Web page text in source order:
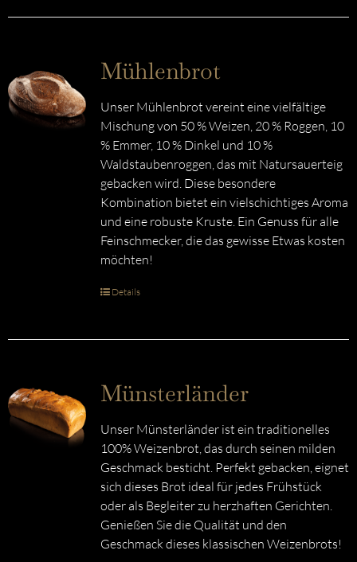
Mühlenbrot
Unser Mühlenbrot vereint eine vielfältige
Mischung von 50 % Weizen, 20 % Roggen, 10
% Emmer, 10 % Dinkel und 10 %
Waldstaubenroggen, das mit Natursauerteig
gebacken wird. Diese besondere
Kombination bietet ein vielschichtiges Aroma
und eine robuste Kruste. Ein Genuss für alle
Feinschmecker, die das gewisse Etwas kosten
möchten!
Details
Münsterländer
Unser Münsterländer ist ein traditionelles
100% Weizenbrot, das durch seinen milden
Geschmack besticht. Perfekt gebacken, eignet
sich dieses Brot ideal für jedes Frühstück
oder als Begleiter zu herzhaften Gerichten.
Genießen Sie die Qualität und den
Geschmack dieses klassischen Weizenbrots!